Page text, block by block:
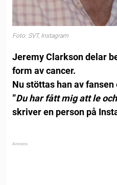
Foto: SVT, Instagram
Jeremy Clarkson delar
form av cancer.
Nu stöttas han av
”Du har fått mig att le
skriver en person på